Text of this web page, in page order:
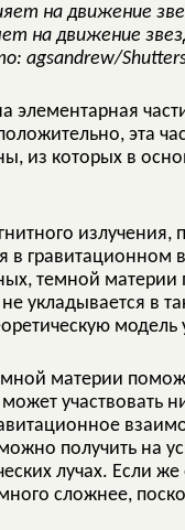
на движение
agsandrew/
элементарная
эта
из которых в
в гравитационном
темной
укладывается в
модель
материи
участвовать
получить на
лучах. Если
сложнее,